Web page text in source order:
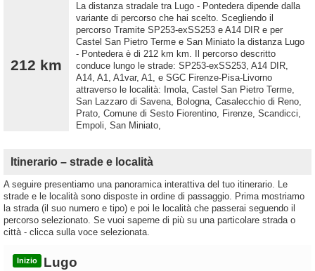
212 km
La distanza stradale tra Lugo - Pontedera dipende dalla
variante di percorso che hai scelto. Scegliendo il
percorso Tramite SP253-exSS253 e A14 DIR e per
Castel San Pietro Terme e San Miniato la distanza Lugo
- Pontedera è di 212 km km. Il percorso descritto
conduce lungo le strade: SP253-exSS253, A14 DIR,
A14, A1, A1var, A1, e SGC Firenze-Pisa-Livorno
attraverso le località: Imola, Castel San Pietro Terme,
San Lazzaro di Savena, Bologna, Casalecchio di Reno,
Prato, Comune di Sesto Fiorentino, Firenze, Scandicci,
Empoli, San Miniato,
Itinerario – strade e località
A seguire presentiamo una panoramica interattiva del tuo itinerario. Le
strade e le località sono disposte in ordine di passaggio. Prima mostriamo
la strada (il suo numero e tipo) e poi le località che passerai seguendo il
percorso selezionato. Se vuoi saperne di più su una particolare strada o
città - clicca sulla voce selezionata.
Inizio Lugo